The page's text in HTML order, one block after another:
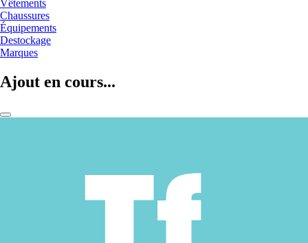
Vêtements
Chaussures
Équipements
Destockage
Marques
Ajout en cours...